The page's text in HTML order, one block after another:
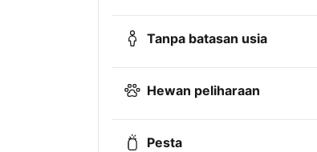
Tanpa batasan usia
Hewan peliharaan
Pesta